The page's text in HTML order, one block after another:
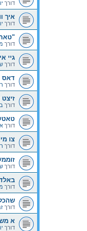
דורך
איך
דורך
דורך
גיי
דורך
דאס
דורך
זיצט
דורך
דורך
צו
דורך
דורך
דורך
דורך
א
דורך